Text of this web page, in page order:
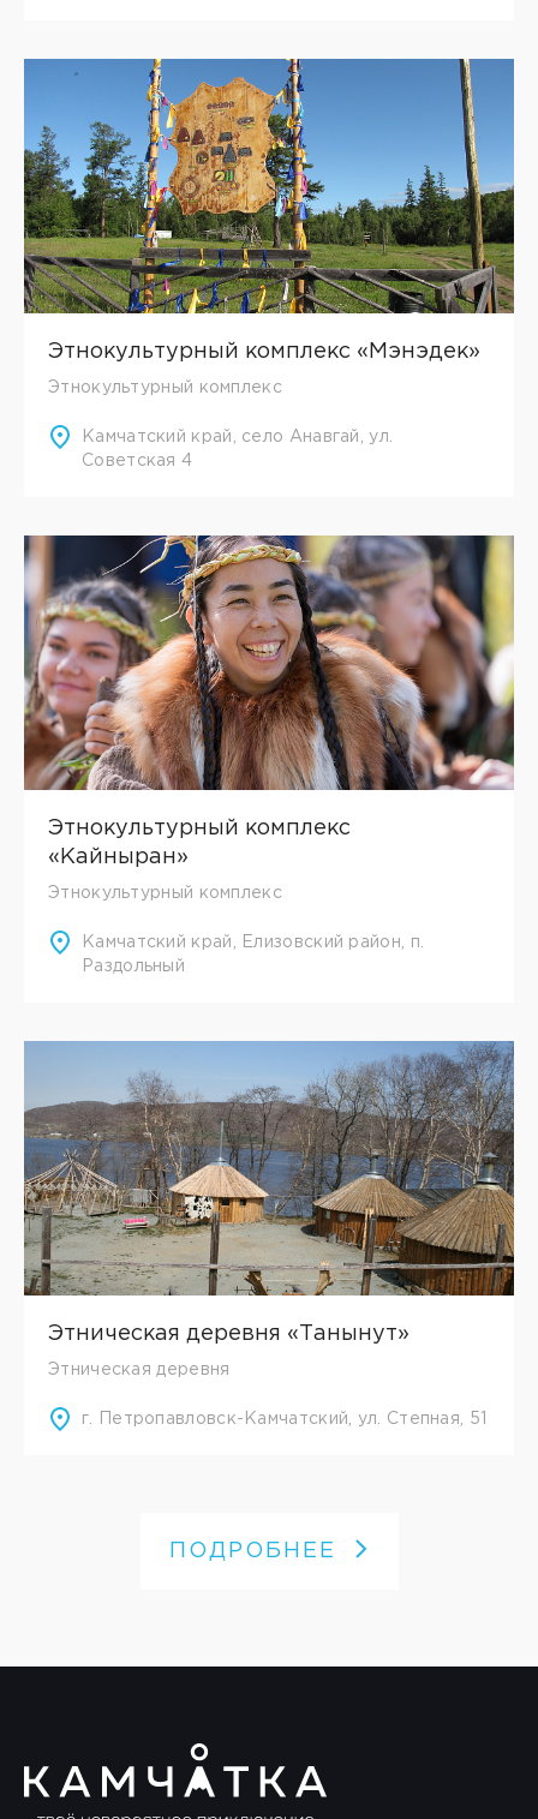
Этнокультурный комплекс «Мэнэдек»
Этнокультурный комплекс
Камчатский край, село Анавгай, ул.
Советская 4
Этнокультурный комплекс
«Кайныран»
Этнокультурный комплекс
Камчатский край, Елизовский район, п.
Раздольный
Этническая деревня «Танынут»
Этническая деревня
г. Петропавловск-Камчатский, ул. Степная, 51
ПОДРОБНЕЕ